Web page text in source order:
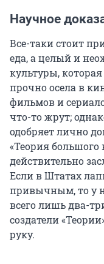
Научное
Все-таки стоит
еда, а целый и
культуры,
прочно осела в
фильмов и
что-то жрут;
одобряет лично
«Теория
действительно
Если в Штатах
привычным, то у
всего лишь два-
создатели
руку.